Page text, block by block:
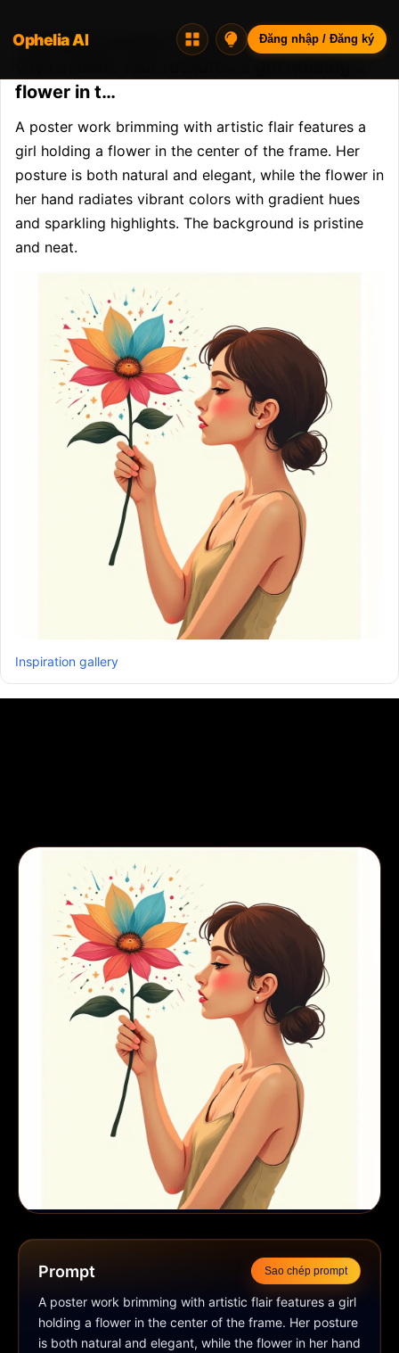
Opheliaai prompt:A poster work brimming
flower in t…
A poster work brimming with artistic flair features a
girl holding a flower in the center of the frame. Her
posture is both natural and elegant, while the flower in
her hand radiates vibrant colors with gradient hues
and sparkling highlights. The background is pristine
and neat.
Inspiration gallery
Ophelia AI Đăng nhập / Đăng ký
Prompt Sao chép prompt
A poster work brimming with artistic flair features a girl
holding a flower in the center of the frame. Her posture
is both natural and elegant, while the flower in her hand